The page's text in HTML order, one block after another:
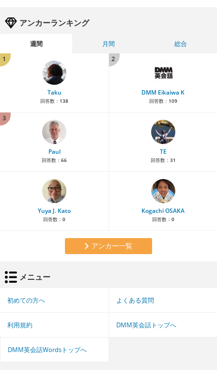
アンカーランキング
週間 月間
総合
1
Taku
回答数： 138
2
DMM Eikaiwa K
回答数： 109
3
Paul
回答数： 66
TE
回答数： 31
Yuya J. Kato
回答数： 0
Kogachi OSAKA
回答数： 0
アンカー一覧
メニュー
初めての方へ よくある質問
利用規約 DMM英会話トップへ
DMM英会話Wordsトップへ